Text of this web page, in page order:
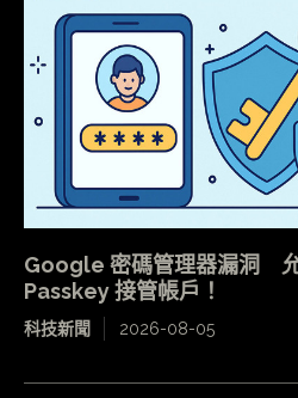
Google 密碼管理器漏洞
Passkey 接管帳戶！
科技新聞 2026-08-05